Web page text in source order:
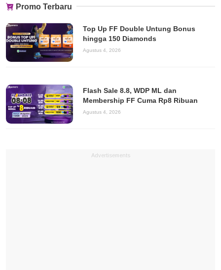
Promo Terbaru
Top Up FF Double Untung Bonus
hingga 150 Diamonds
Agustus 4, 2026
Flash Sale 8.8, WDP ML dan
Membership FF Cuma Rp8 Ribuan
Agustus 4, 2026
Advertisements